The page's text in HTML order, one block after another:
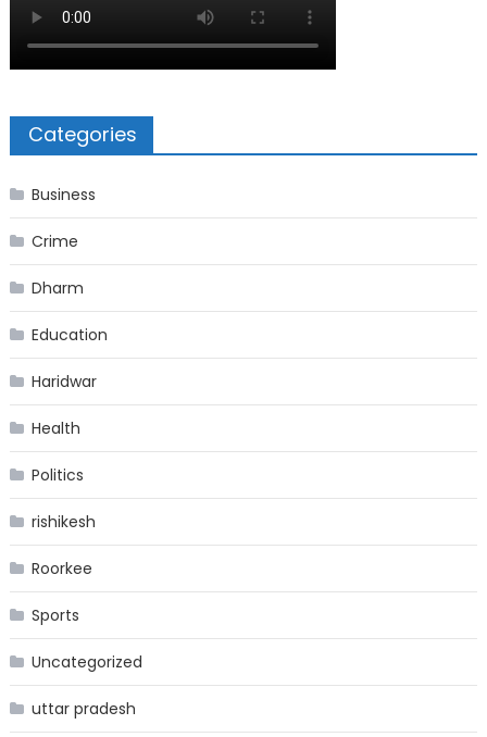
Categories
Business
Crime
Dharm
Education
Haridwar
Health
Politics
rishikesh
Roorkee
Sports
Uncategorized
uttar pradesh